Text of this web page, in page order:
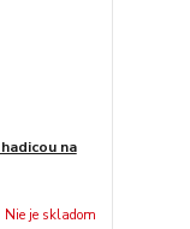
na
Nie je skladom